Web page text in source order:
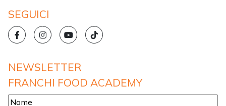
SEGUICI
NEWSLETTER
FRANCHI FOOD ACADEMY
Nome*